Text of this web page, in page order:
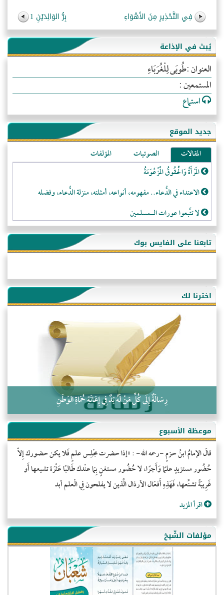
فِي التَّحْذِيرِ مِنَ الأَهْوَاءِ بِرُّ الوَالِدَيْنِ 1
يُبث في الإذاعة
العنوان :طُوبَى لِلْغُرَبَاءِ
المستمعين :
استماع
جديد الموقع
المقالات الصوتيات
المؤلفات
المَرْأَةُ وَالْحُقُوقُ الْمَزْعُوَمَةُ
الاعتداء في الدُّعاء.. مفهومه، أنواعه، أمثلته، منزلة الدُّعاء، وفضله
لا تتَّبعوا عورات الـمسلمين
فقه النَّصيحة عند الصَّحابة الكرام رضي الله عنهم
لَا عِزَّةَ إِلَّا بِالإِسْلَامِ
هذه سبيلنا فماذا تنقمون؟!
أُسُـسُ بَـيْـتِ الـمُسْـلِمِ
التَّعْلِيمُ القُرْآنِي
كلمة إلى إخواني السلفيين في الجزائر
تابعنا على الفايس بوك
اخترنا لك
رِسَالَةٌ إِلَى كُلِّ مَنْ لَهُ يَدٌ فِي إِعَانَةِ حُمَاةِ الوَطَنِ
موعظة الأسبوع
قالَ الإمامُ ابنُ حزمٍ -رحمه الله- : «إذا حضرت مجْلِس علمٍ فَلا يكن حضورك إِلاّ
حُضُور مستزيدٍ علمًا وَأَجرًا، لا حُضُور مستغنٍ بِمَا عنْدك طَالبًا عَثْرَة تشيعها أَو
غَرِيبَةً تشنِّعها، فَهَذِهِ أَفعَال الأرذال الَّذين لا يفلحون فِي الْعلم أبد
اقرأ المزيد
مؤلفات الشّيخ